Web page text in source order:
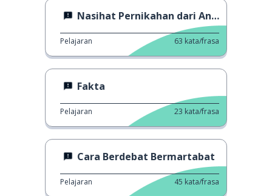
Nasihat Pernikahan dari Anak-Anak
Pelajaran 63 kata/frasa
Fakta
Pelajaran 23 kata/frasa
Cara Berdebat Bermartabat
Pelajaran 45 kata/frasa